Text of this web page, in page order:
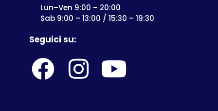
Lun–Ven 9:00 – 20:00
Sab 9:00 – 13:00 / 15:30 – 19:30
Seguici su: